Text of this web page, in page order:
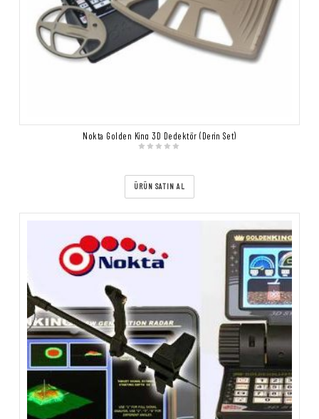
Nokta Golden King 3D Dedektör (Derin Set)
ÜRÜN SATIN AL